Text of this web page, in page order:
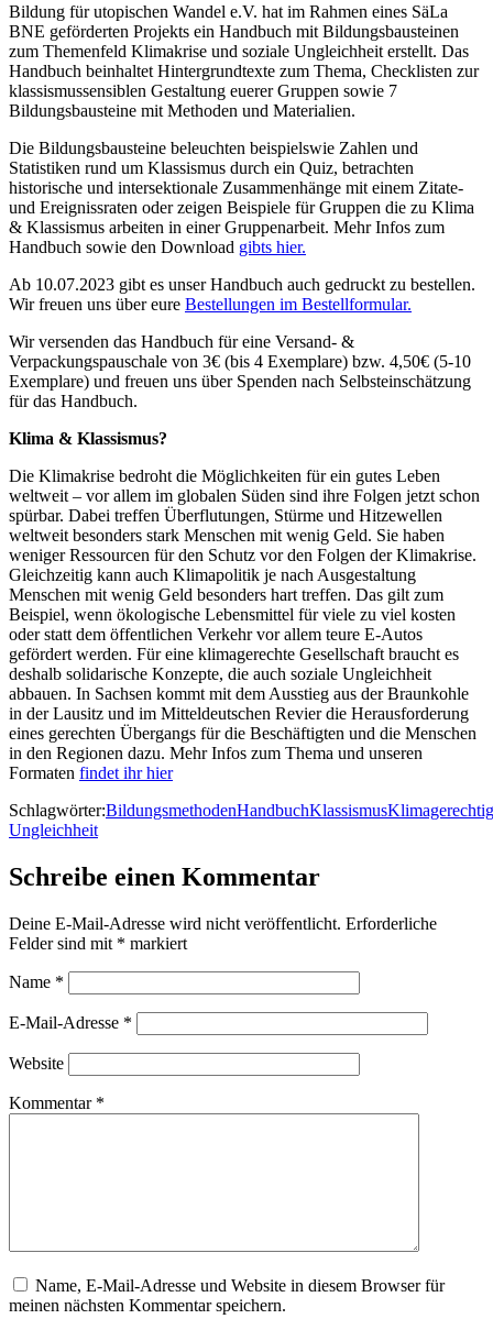
Bildung für utopischen Wandel e.V. hat im Rahmen eines SäLa
BNE geförderten Projekts ein Handbuch mit Bildungsbausteinen
zum Themenfeld Klimakrise und soziale Ungleichheit erstellt. Das
Handbuch beinhaltet Hintergrundtexte zum Thema, Checklisten zur
klassismussensiblen Gestaltung euerer Gruppen sowie 7
Bildungsbausteine mit Methoden und Materialien.
Die Bildungsbausteine beleuchten beispielswie Zahlen und
Statistiken rund um Klassismus durch ein Quiz, betrachten
historische und intersektionale Zusammenhänge mit einem Zitate-
und Ereignissraten oder zeigen Beispiele für Gruppen die zu Klima
& Klassismus arbeiten in einer Gruppenarbeit. Mehr Infos zum
Handbuch sowie den Download gibts hier.
Ab 10.07.2023 gibt es unser Handbuch auch gedruckt zu bestellen.
Wir freuen uns über eure Bestellungen im Bestellformular.
Wir versenden das Handbuch für eine Versand- &
Verpackungspauschale von 3€ (bis 4 Exemplare) bzw. 4,50€ (5-10
Exemplare) und freuen uns über Spenden nach Selbsteinschätzung
für das Handbuch.
Klima & Klassismus?
Die Klimakrise bedroht die Möglichkeiten für ein gutes Leben
weltweit – vor allem im globalen Süden sind ihre Folgen jetzt schon
spürbar. Dabei treffen Überflutungen, Stürme und Hitzewellen
weltweit besonders stark Menschen mit wenig Geld. Sie haben
weniger Ressourcen für den Schutz vor den Folgen der Klimakrise.
Gleichzeitig kann auch Klimapolitik je nach Ausgestaltung
Menschen mit wenig Geld besonders hart treffen. Das gilt zum
Beispiel, wenn ökologische Lebensmittel für viele zu viel kosten
oder statt dem öffentlichen Verkehr vor allem teure E-Autos
gefördert werden. Für eine klimagerechte Gesellschaft braucht es
deshalb solidarische Konzepte, die auch soziale Ungleichheit
abbauen. In Sachsen kommt mit dem Ausstieg aus der Braunkohle
in der Lausitz und im Mitteldeutschen Revier die Herausforderung
eines gerechten Übergangs für die Beschäftigten und die Menschen
in den Regionen dazu. Mehr Infos zum Thema und unseren
Formaten findet ihr hier
Schlagwörter:BildungsmethodenHandbuchKlassismus
Ungleichheit
Schreibe einen Kommentar
Deine E-Mail-Adresse wird nicht veröffentlicht. Erforderliche
Felder sind mit * markiert
Name *
E-Mail-Adresse *
Website
Kommentar *
Name, E-Mail-Adresse und Website in diesem Browser für
meinen nächsten Kommentar speichern.